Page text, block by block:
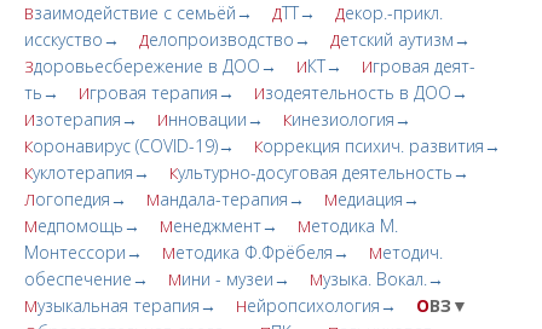
Взаимодействие с семьёй→ ДТТ→ Декор.-прикл.
исскуство→
Делопроизводство→ Детский аутизм→
Здоровьесбережение в ДОО→ ИКТ→ Игровая деят-
ть→
Игровая терапия→ Изодеятельность в ДОО→
Изотерапия→ Инновации→ Кинезиология→
Коронавирус (COVID-19)→ Коррекция психич. развития→
Куклотерапия→ Культурно-досуговая деятельность→
Логопедия→ Мандала-терапия→ Медиация→
Медпомощь→ Менеджмент→ Методика М.
Монтессори→
Методика Ф.Фрёбеля→ Методич.
обеспечение→
Мини - музеи→ Музыка. Вокал.→
Музыкальная терапия→ Нейропсихология→ ОВЗ▼